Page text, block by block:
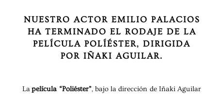
NUESTRO ACTOR EMILIO PALACIOS
HA TERMINADO EL RODAJE DE LA
PELÍCULA POLÍÉSTER, DIRIGIDA
POR IÑAKI AGUILAR.
Lapelícula “Poliéster”, bajo la dirección de Iñaki Aguilar